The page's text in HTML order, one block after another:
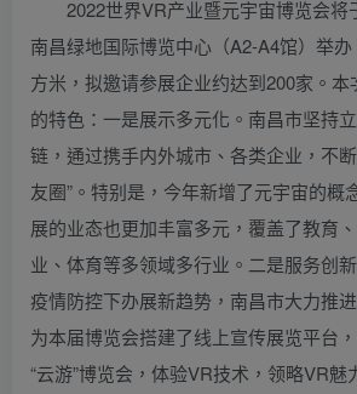
2022世界VR产业暨元宇宙博览会将
南昌绿地国际博览中心（A2-A4馆）举
方米，拟邀请参展企业约达到200家。
的特色：一是展示多元化。南昌市坚持
链，通过携手内外城市、各类企业，不
友圈”。特别是，今年新增了元宇宙的概
展的业态也更加丰富多元，覆盖了教育
业、体育等多领域多行业。二是服务创
疫情防控下办展新趋势，南昌市大力推
为本届博览会搭建了线上宣传展览平台
“云游”博览会，体验VR技术，领略VR魅